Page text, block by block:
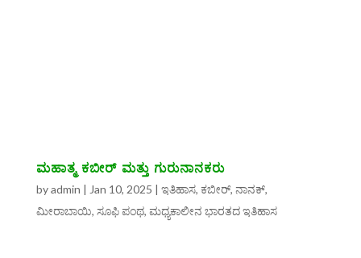
ಮಹಾತ್ಮ ಕಬೀರ್ ಮತ್ತು ಗುರುನಾನಕರು
byadmin | Jan 10, 2025 | ಇತಿಹಾಸ, ಕಬೀರ್, ನಾನಕ್‌,
ಮೀರಾಬಾಯಿ, ಸೂಫಿ ಪಂಥ, ಮಧ್ಯಕಾಲೀನ ಭಾರತದ ಇತಿಹಾಸ